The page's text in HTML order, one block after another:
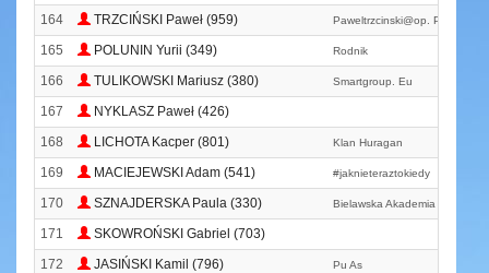
164 TRZCIŃSKI Paweł (959) Paweltrzcinski@op. Pl
165 POLUNIN Yurii (349) Rodnik
166 TULIKOWSKI Mariusz (380) Smartgroup. Eu
167
NYKLASZ Paweł (426)
168
LICHOTA Kacper (801) Klan Huragan
169 MACIEJEWSKI Adam (541) #jaknieteraztokiedy
170 SZNAJDERSKA Paula (330) Bielawska Akademia Biegania
171
SKOWROŃSKI Gabriel (703)
172
JASIŃSKI Kamil (796) Pu As